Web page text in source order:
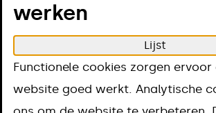
Home Regelen
Gladheidsbestrijding
werken
Lijst
Functionele cookies zorgen
website goed werkt. Analytische